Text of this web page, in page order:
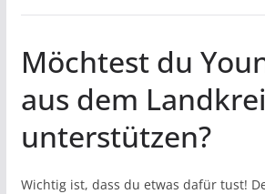
Möchtest du
aus dem
unterstützen?
Wichtig ist, dass du etwas dafür tust!